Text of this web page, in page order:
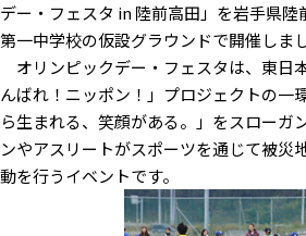
デー・フェスタ in 陸前高田」を岩手県
第一中学校の仮設グラウンドで開催しまし
オリンピックデー・フェスタは、東日
んばれ！ニッポン！」プロジェクトの一
ら生まれる、笑顔がある。」をスローガ
ンやアスリートがスポーツを通じて被災
動を行うイベントです。